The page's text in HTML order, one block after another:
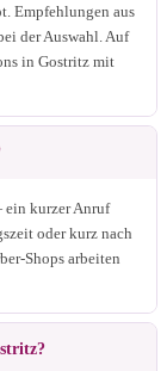
Empfehlungen aus
der Auswahl. Auf
in Gostritz mit
ein kurzer Anruf
oder kurz nach
Shops arbeiten